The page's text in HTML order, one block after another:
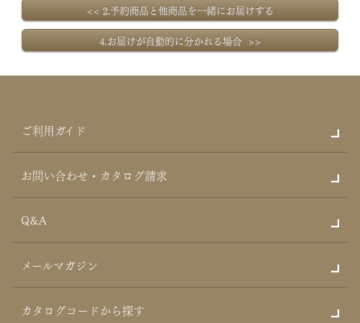
<< 2.予約商品と他商品を一緒にお届けする
4.お届けが自動的に分かれる場合 >>
ご利用ガイド
お問い合わせ・カタログ請求
Q&A
メールマガジン
カタログコードから探す